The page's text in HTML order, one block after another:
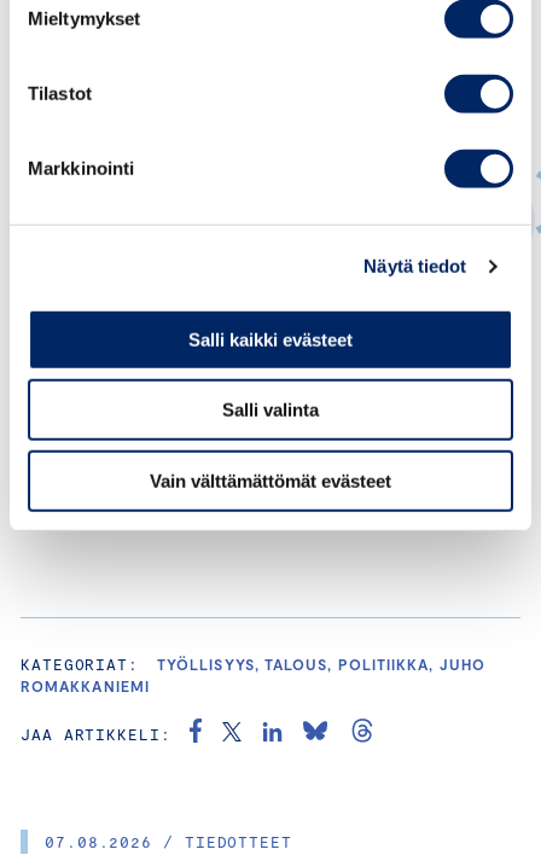
Mieltymykset
Tilastot
Markkinointi
Näytä tiedot
Salli kaikki evästeet
Salli valinta
Vain välttämättömät evästeet
07.08.2026 / TIEDOTTEET
juho.romakkaniemi@chamber.fi
KATEGORIAT:
TYÖLLISYYS, TALOUS, POLITIIKKA, JUHO
ROMAKKANIEMI
JAA ARTIKKELI: